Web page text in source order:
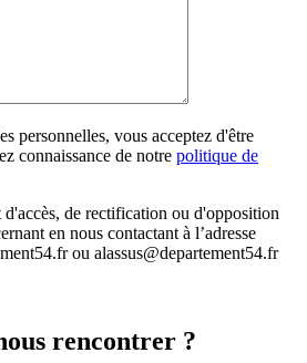
personnelles, vous acceptez d'être
connaissance de notre politique de
de rectification ou d'opposition
en nous contactant à l’adresse
ou alassus@departement54.fr
rencontrer ?